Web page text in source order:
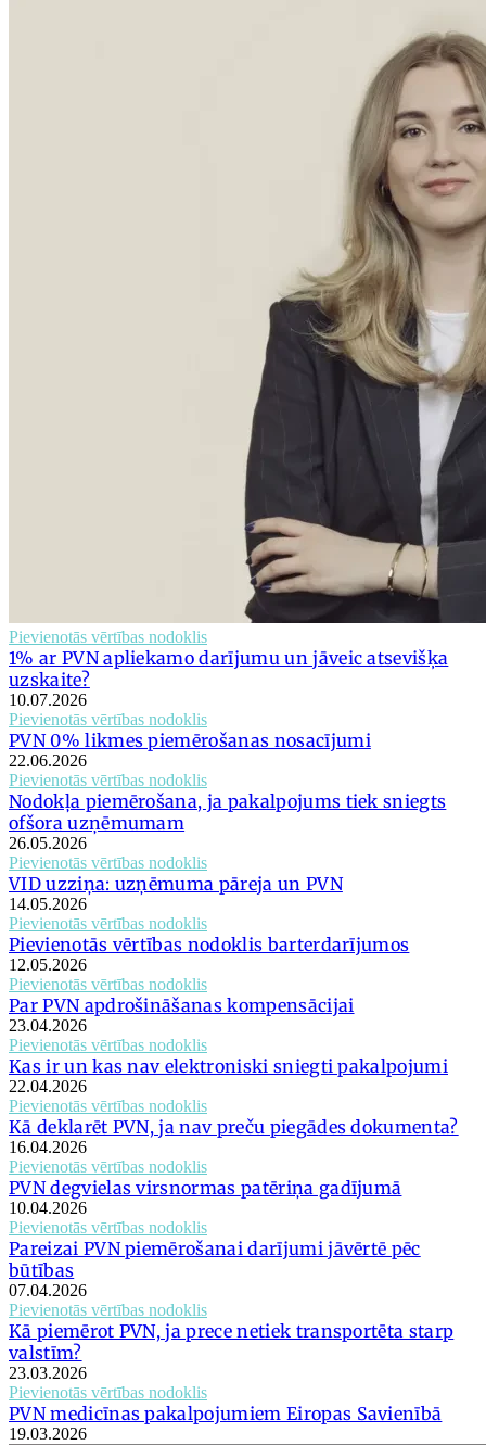
Pievienotās vērtības nodoklis
1% ar PVN apliekamo darījumu un jāveic atsevišķa
uzskaite?
10.07.2026
Pievienotās vērtības nodoklis
PVN 0% likmes piemērošanas nosacījumi
22.06.2026
Pievienotās vērtības nodoklis
Nodokļa piemērošana, ja pakalpojums tiek sniegts
ofšora uzņēmumam
26.05.2026
Pievienotās vērtības nodoklis
VID uzziņa: uzņēmuma pāreja un PVN
14.05.2026
Pievienotās vērtības nodoklis
Pievienotās vērtības nodoklis barterdarījumos
12.05.2026
Pievienotās vērtības nodoklis
Par PVN apdrošināšanas kompensācijai
23.04.2026
Pievienotās vērtības nodoklis
Kas ir un kas nav elektroniski sniegti pakalpojumi
22.04.2026
Pievienotās vērtības nodoklis
Kā deklarēt PVN, ja nav preču piegādes dokumenta?
16.04.2026
Pievienotās vērtības nodoklis
PVN degvielas virsnormas patēriņa gadījumā
10.04.2026
Pievienotās vērtības nodoklis
Pareizai PVN piemērošanai darījumi jāvērtē pēc
būtības
07.04.2026
Pievienotās vērtības nodoklis
Kā piemērot PVN, ja prece netiek transportēta starp
valstīm?
23.03.2026
Pievienotās vērtības nodoklis
PVN medicīnas pakalpojumiem Eiropas Savienībā
19.03.2026